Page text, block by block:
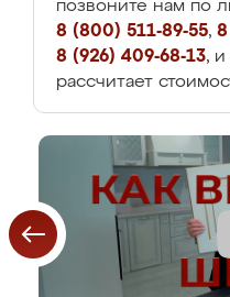
позвоните нам по
8 (800) 511-89-55, 8
8 (926) 409-68-13,
рассчитает